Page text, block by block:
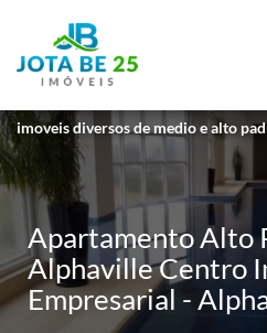
imoveis diversos de medio e alto
Apartamento Alto
Alphaville Centro
Empresarial -